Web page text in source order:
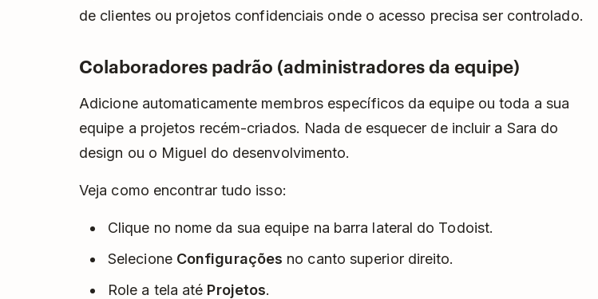
de clientes ou projetos confidenciais onde o acesso precisa ser controlado.
Colaboradores padrão (administradores da equipe)
Adicione automaticamente membros específicos da equipe ou toda a sua
equipe a projetos recém-criados. Nada de esquecer de incluir a Sara do
design ou o Miguel do desenvolvimento.
Veja como encontrar tudo isso:
Clique no nome da sua equipe na barra lateral do Todoist.
Selecione Configurações no canto superior direito.
Role a tela até Projetos.